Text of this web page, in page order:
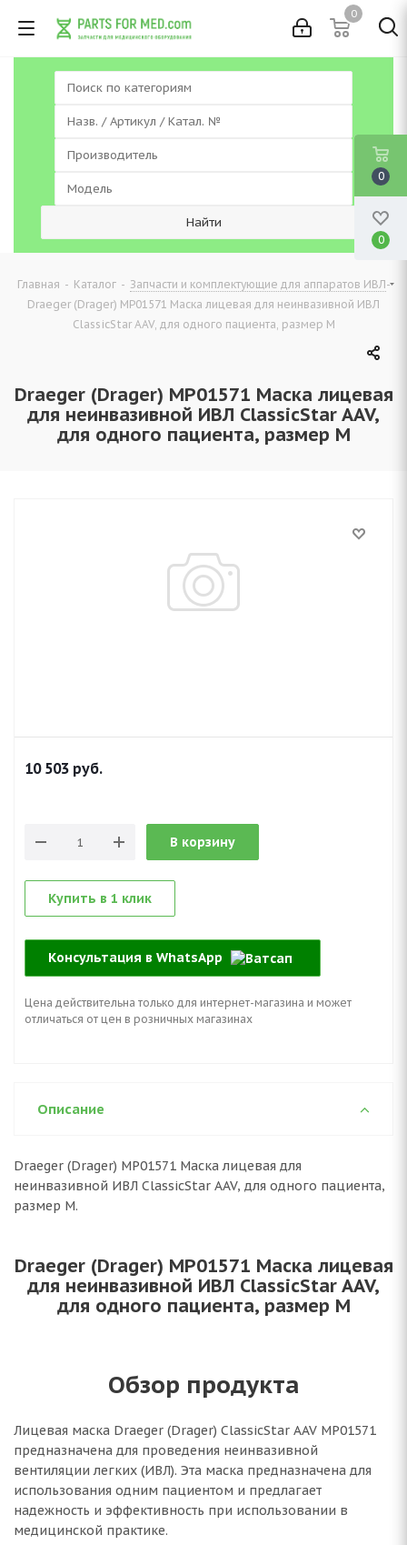
0
Главная - Каталог - Запчасти и комплектующие для аппаратов ИВЛ-
Draeger (Drager) MP01571 Маска лицевая для неинвазивной ИВЛ
ClassicStar AAV, для одного пациента, размер M
Draeger (Drager) MP01571 Маска лицевая
для неинвазивной ИВЛ ClassicStar AAV,
для одного пациента, размер M
10 503 руб.
В корзину
Купить в 1 клик
Консультация в WhatsApp
Цена действительна только для интернет-магазина и может
отличаться от цен в розничных магазинах
Описание
Draeger (Drager) MP01571 Маска лицевая для
неинвазивной ИВЛ ClassicStar AAV, для одного пациента,
размер M.
Draeger (Drager) MP01571 Маска лицевая
для неинвазивной ИВЛ ClassicStar AAV,
для одного пациента, размер M
Обзор продукта
Лицевая маска Draeger (Drager) ClassicStar AAV MP01571
предназначена для проведения неинвазивной
вентиляции легких (ИВЛ). Эта маска предназначена для
использования одним пациентом и предлагает
надежность и эффективность при использовании в
медицинской практике.
0
0